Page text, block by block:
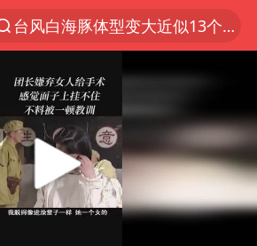
台风白海豚体型变大近似13个浙江面积
改名后的“青海拉面”店
段绚竞因公牺牲 年仅44岁